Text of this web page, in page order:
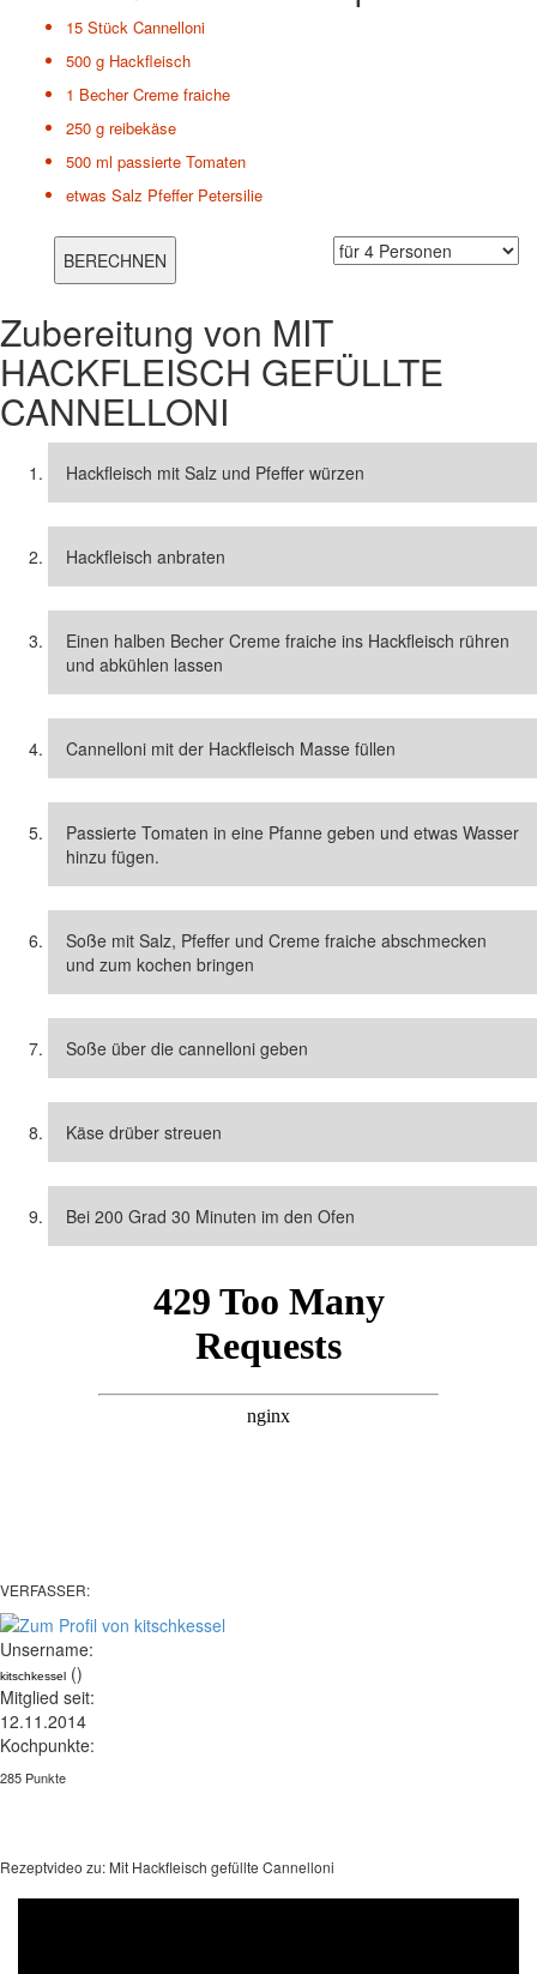
15 Stück Cannelloni
500 g Hackfleisch
1 Becher Creme fraiche
250 g reibekäse
500 ml passierte Tomaten
etwas Salz Pfeffer Petersilie
Zubereitung von MIT
HACKFLEISCH GEFÜLLTE
CANNELLONI
Hackfleisch mit Salz und Pfeffer würzen
Hackfleisch anbraten
Einen halben Becher Creme fraiche ins Hackfleisch rühren
und abkühlen lassen
Cannelloni mit der Hackfleisch Masse füllen
Passierte Tomaten in eine Pfanne geben und etwas Wasser
hinzu fügen.
Soße mit Salz, Pfeffer und Creme fraiche abschmecken
und zum kochen bringen
Soße über die cannelloni geben
Käse drüber streuen
Bei 200 Grad 30 Minuten im den Ofen
VERFASSER:
Unsername:
kitschkessel ()
Mitglied seit:
12.11.2014
Kochpunkte:
285 Punkte
Rezeptvideo zu: Mit Hackfleisch gefüllte Cannelloni